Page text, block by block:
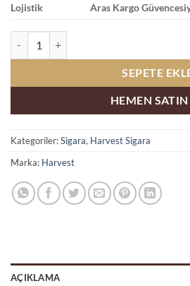
Lojistik
Aras Kargo
SEPETE
HEMEN
Kategoriler:Sigara, Harvest Sigara
Marka: Harvest
AÇIKLAMA